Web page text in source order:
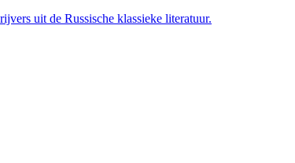
uit de Russische klassieke literatuur.